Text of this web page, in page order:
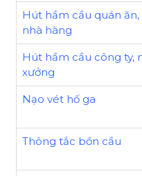
Hút hầm cầu quán ăn,
nhà hàng
Hút hầm cầu công ty,
xưởng
Nạo vét hố ga
Thông tắc bồn cầu